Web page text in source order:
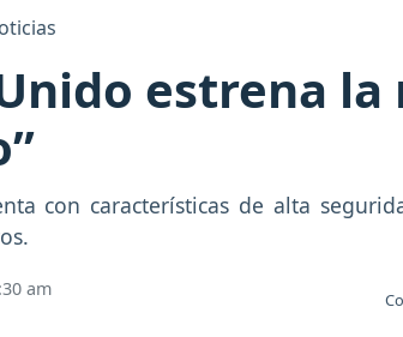
estrena la
con características de alta
am